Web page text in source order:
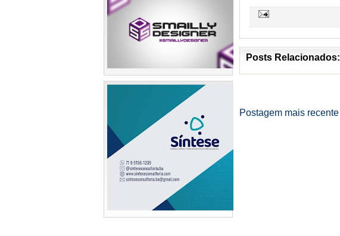
Posts Relacionados:
Postagem mais recente